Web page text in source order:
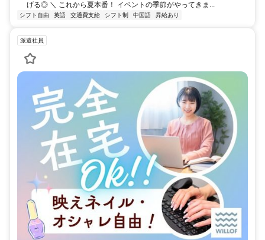
げる◎ ＼ これから夏本番！ イベントの季節がやってきま...
シフト自由 英語 交通費支給 シフト制 中国語 昇給あり
派遣社員